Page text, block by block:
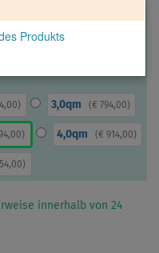
Produkts
) 3,0qm ( € 794,00)
) 4,0qm ( € 914,00)
)
innerhalb von 24